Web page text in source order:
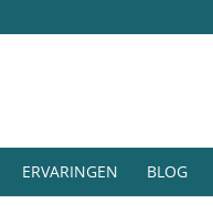
ERVARINGEN BLOG